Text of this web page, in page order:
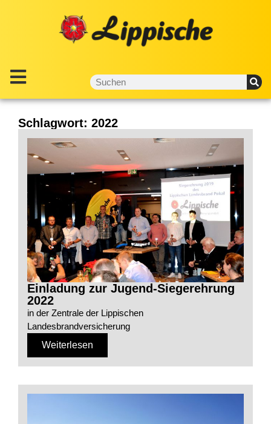
Schlagwort: 2022
Einladung zur Jugend-Siegerehrung
2022
in der Zentrale der Lippischen
Landesbrandversicherung
Weiterlesen